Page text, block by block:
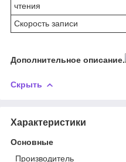
чтения
Скорость записи
Дополнительное описание.
Скрыть
Характеристики
Основные
Производитель